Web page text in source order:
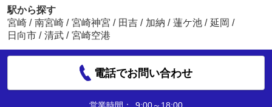
駅から探す
宮崎 / 南宮崎 / 宮崎神宮 / 田吉 / 加納 / 蓮ケ池 / 延岡 /
日向市 / 清武 / 宮崎空港
電話でお問い合わせ
営業時間： 9:00～18:00